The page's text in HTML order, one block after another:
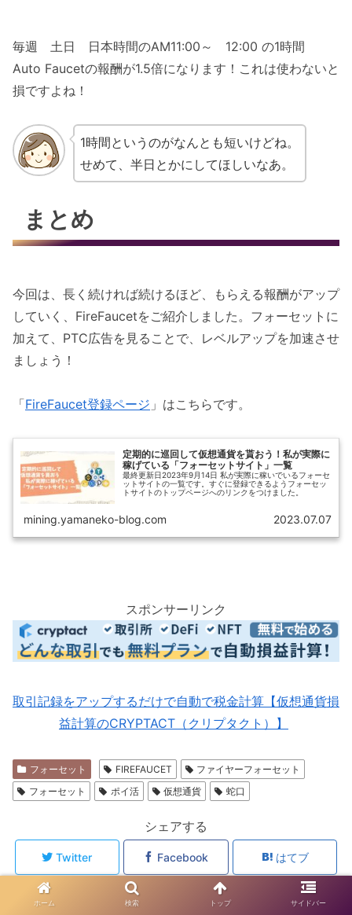
毎週 土日 日本時間のAM11:00～ 12:00 の1時間
Auto Faucetの報酬が1.5倍になります！これは使わないと
損ですよね！
1時間というのがなんとも短いけどね。
せめて、半日とかにしてほしいなあ。
まとめ
今回は、長く続ければ続けるほど、もらえる報酬がアップ
していく、FireFaucetをご紹介しました。フォーセットに
加えて、PTC広告を見ることで、レベルアップを加速させ
ましょう！
「FireFaucet登録ページ 」はこちらです。
定期的に巡回して仮想通貨を貰おう！私が実際に
稼げている「フォーセットサイト」一覧
最終更新日2023年9月14日 私が実際に稼いでいるフォーセ
ットサイトの一覧です。すぐに登録できるようフォーセッ
トサイトのトップページへのリンクをつけました。
mining.yamaneko-blog.com 2023.07.07
スポンサーリンク
取引記録をアップするだけで自動で税金計算【仮想通貨損
益計算のCRYPTACT（クリプタクト）】
フォーセット FIREFAUCET
ファイヤーフォーセット
フォーセット
ポイ活 仮想通貨 蛇口
シェアする
Twitter Facebook はてブ
コピー
ホーム 検索 トップ サイドバー